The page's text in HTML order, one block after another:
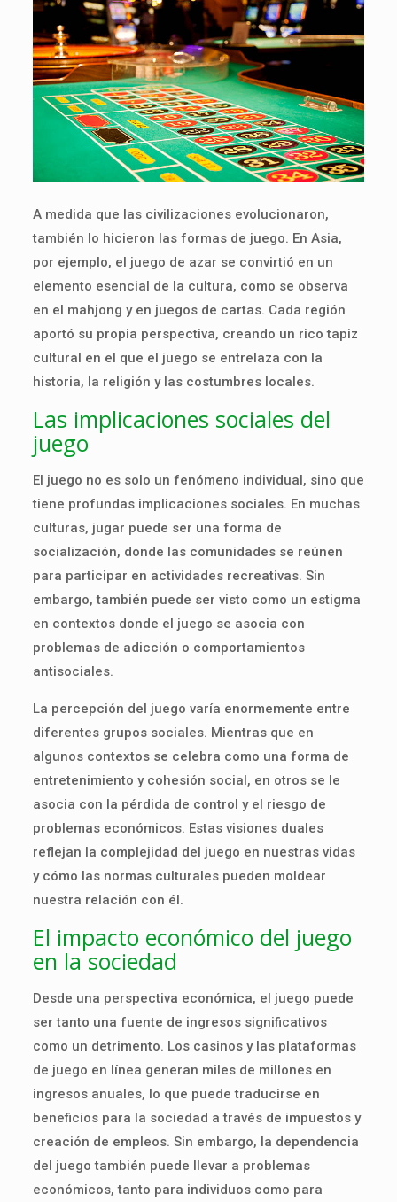
A medida que las civilizaciones evolucionaron,
también lo hicieron las formas de juego. En Asia,
por ejemplo, el juego de azar se convirtió en un
elemento esencial de la cultura, como se observa
en el mahjong y en juegos de cartas. Cada región
aportó su propia perspectiva, creando un rico tapiz
cultural en el que el juego se entrelaza con la
historia, la religión y las costumbres locales.
Las implicaciones sociales del
juego
El juego no es solo un fenómeno individual, sino que
tiene profundas implicaciones sociales. En muchas
culturas, jugar puede ser una forma de
socialización, donde las comunidades se reúnen
para participar en actividades recreativas. Sin
embargo, también puede ser visto como un estigma
en contextos donde el juego se asocia con
problemas de adicción o comportamientos
antisociales.
La percepción del juego varía enormemente entre
diferentes grupos sociales. Mientras que en
algunos contextos se celebra como una forma de
entretenimiento y cohesión social, en otros se le
asocia con la pérdida de control y el riesgo de
problemas económicos. Estas visiones duales
reflejan la complejidad del juego en nuestras vidas
y cómo las normas culturales pueden moldear
nuestra relación con él.
El impacto económico del juego
en la sociedad
Desde una perspectiva económica, el juego puede
ser tanto una fuente de ingresos significativos
como un detrimento. Los casinos y las plataformas
de juego en línea generan miles de millones en
ingresos anuales, lo que puede traducirse en
beneficios para la sociedad a través de impuestos y
creación de empleos. Sin embargo, la dependencia
del juego también puede llevar a problemas
económicos, tanto para individuos como para